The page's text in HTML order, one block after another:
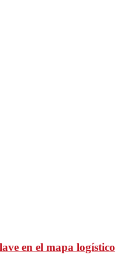
en el mapa logístico